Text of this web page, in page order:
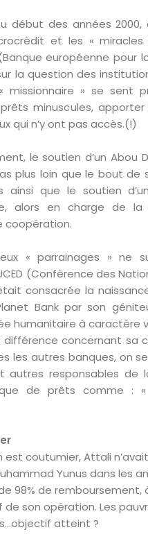
début des années
et les « miracles
européenne pour
la question des
missionnaire » se sent
minuscules,
qui n’y ont pas accès.(!)
le soutien d’un Abou
plus loin que le bout de
ainsi que le soutien
alors en charge de la
coopération.
« parrainages » ne
(Conférence des
consacrée la
Bank par son
humanitaire à caractère
différence concernant sa
les autres banques, on
autres responsables de
de prêts comme :
est coutumier, Attali
Yunus dans les
98% de
son opération. Les
atteint ?